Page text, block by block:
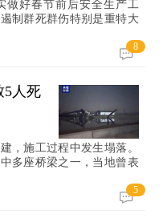
做好春节前后安全生产工
制群死群伤特别是重特大
8
5人死
，施工过程中发生塌落。
多座桥梁之一，当地曾表
5